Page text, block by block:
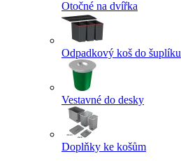
Otočné na dvířka
Odpadkový koš do šuplíku
Vestavné do desky
Doplňky ke košům